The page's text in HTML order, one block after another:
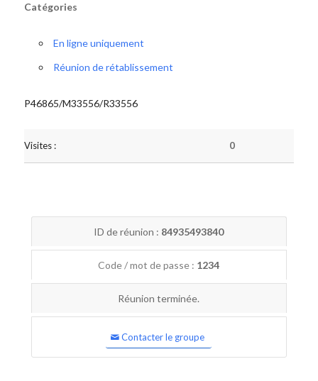
Catégories
En ligne uniquement
Réunion de rétablissement
P46865/M33556/R33556
Visites : 0
ID de réunion : 84935493840
Code / mot de passe : 1234
Réunion terminée.
Contacter le groupe